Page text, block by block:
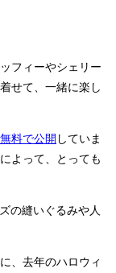
フィーやシェリー
せて、一緒に楽し
料で公開 していま
よって、とっても
の縫いぐるみや人
、去年のハロウィ